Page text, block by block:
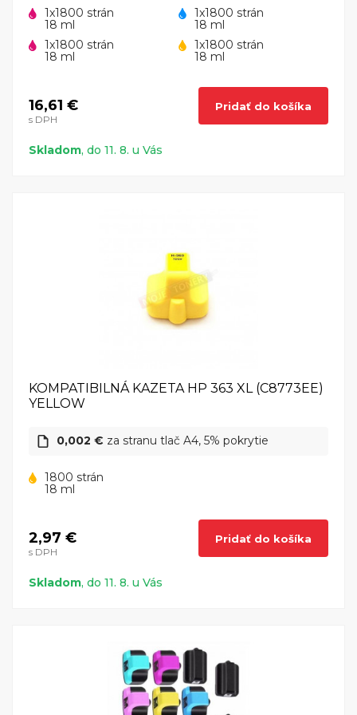
1x1800 strán
18 ml
1x1800 strán
18 ml
1x1800 strán
18 ml
1x1800 strán
18 ml
16,61 €
s DPH
Pridať do košíka
Skladom, do 11. 8. u Vás
KOMPATIBILNÁ KAZETA HP 363 XL (C8773EE)
YELLOW
0,002 € za stranu tlač A4, 5% pokrytie
1800 strán
18 ml
2,97 €
s DPH
Pridať do košíka
Skladom, do 11. 8. u Vás